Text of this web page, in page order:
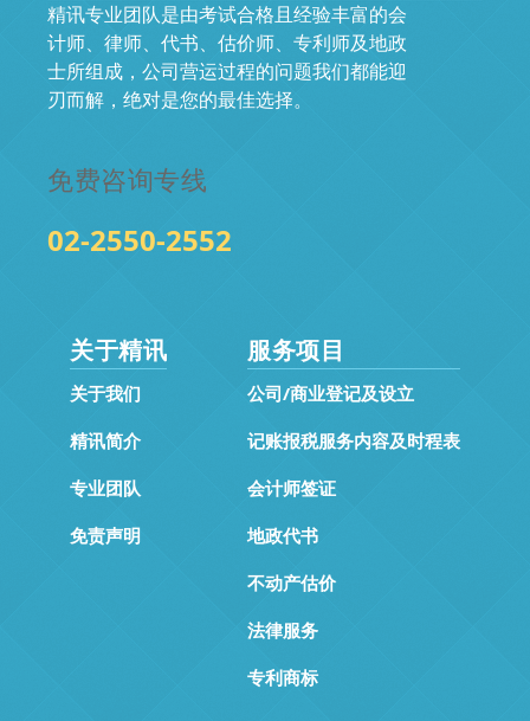
精讯专业团队是由考试合格且经验丰富的会
计师、律师、代书、估价师、专利师及地政
士所组成，公司营运过程的问题我们都能迎
刃而解，绝对是您的最佳选择。
免费咨询专线
02-2550-2552
关于精讯
关于我们
精讯简介
专业团队
免责声明
服务项目
公司/商业登记及设立
记账报税服务内容及时程表
会计师签证
地政代书
不动产估价
法律服务
专利商标